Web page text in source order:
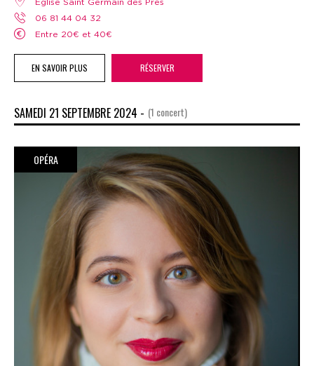
Église Saint Germain des Près
06 81 44 04 32
Entre 20€ et 40€
EN SAVOIR PLUS RÉSERVER
SAMEDI 21 SEPTEMBRE 2024 - (1 concert)
OPÉRA